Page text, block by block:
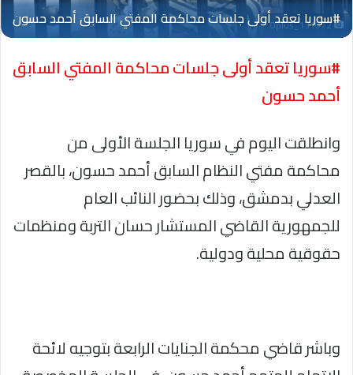
Oplus_131072
#سوريا تعقد أولى جلسات محاكمة المفتي السابق
أحمد حسون
وانطلقت اليوم في سوريا الجلسة الأولى من
محاكمة مفتي النظام السابق أحمد حسون، بالقصر
العدلي بدمشق، وذلك بحضور النائب العام
للجمهورية القاضي المستشار حسان التربة ومنظمات
حقوقية محلية ودولية.
وباشر قاضي محكمة الجنايات الرابعة بتوجيه لائحة